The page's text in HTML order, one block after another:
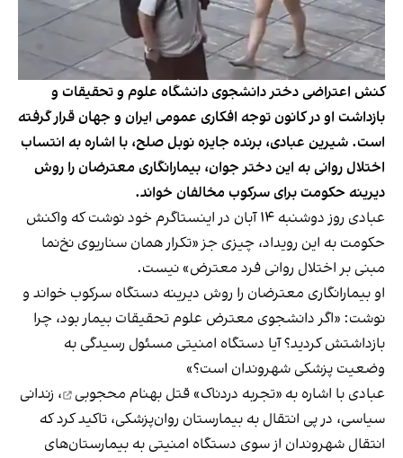
کنش اعتراضی دختر دانشجوی دانشگاه علوم و تحقیقات و
بازداشت او در کانون توجه افکاری عمومی ایران و جهان قرار گرفته
است. شیرین عبادی، برنده جایزه نوبل صلح، با اشاره به انتساب
اختلال روانی به این دختر جوان، بیمار‌‌‌انگاری معترضان را روش
دیرینه حکومت برای سرکوب مخالفان خواند.
عبادی روز دوشنبه ۱۴ آبان در اینستاگرم خود نوشت که واکنش
حکومت به این رویداد، چیزی جز «تکرار همان سناریوی نخ‌نما
مبنی بر اختلال روانی فرد معترض» نیست.
او بیمارانگاری معترضان را روش دیرینه دستگاه سرکوب خواند و
نوشت: «اگر دانشجوی معترض علوم تحقیقات بیمار بود، چرا
بازداشتش کردید؟ آیا دستگاه امنیتی مسئول رسیدگی به
وضعیت پزشکی شهروندان است؟»
عبادی با اشاره به «تجربه دردناک»قتل بهنام محجوبی
، زندانی
سیاسی، در پی انتقال به بیمارستان روان‌پزشکی، تاکید کرد که
انتقال شهروندان از سوی دستگاه امنیتی به بیمارستان‌های